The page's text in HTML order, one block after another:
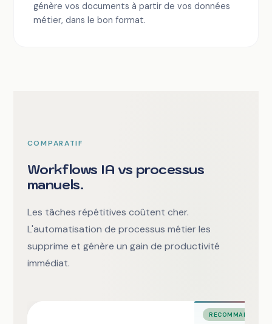
génère vos documents à partir de vos données
métier, dans le bon format.
COMPARATIF
Workflows IA vs processus
manuels.
Les tâches répétitives coûtent cher.
L'automatisation de processus métier les
supprime et génère un gain de productivité
immédiat.
RECOMMANDÉ